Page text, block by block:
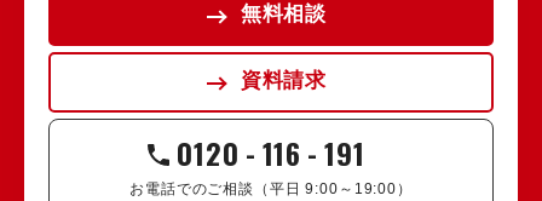
無料相談
資料請求
0120 -116 -191
お電話でのご相談（平日 9:00～19:00）